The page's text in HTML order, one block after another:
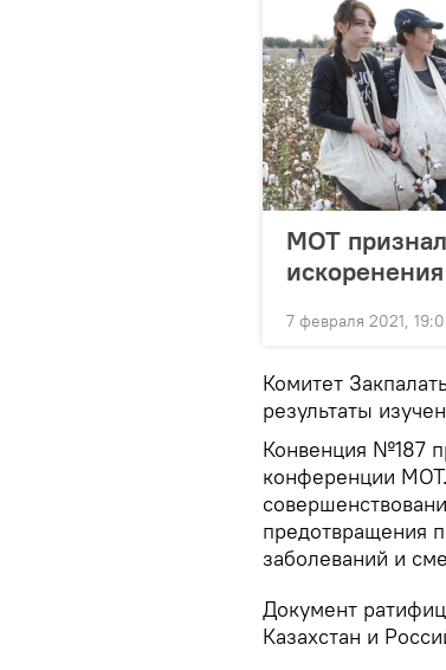
МОТ
7 февраля 2021,
Комитет
результаты
Конвенция №187
конференции
предотвращения
заболеваний и
Документ
Казахстан и